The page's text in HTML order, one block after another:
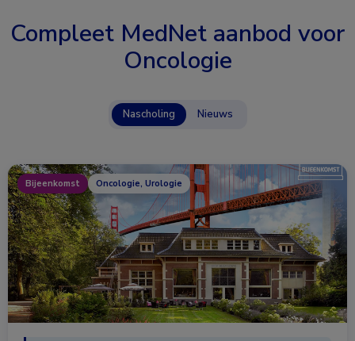
Compleet MedNet aanbod voor
Oncologie
Nascholing Nieuws
Bijeenkomst Oncologie, Urologie